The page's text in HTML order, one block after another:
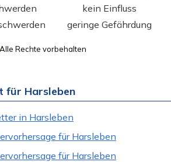
kein Einfluss
geringe Gefährdung
. Alle Rechte vorbehalten
für Harsleben
in Harsleben
für Harsleben
für Harsleben